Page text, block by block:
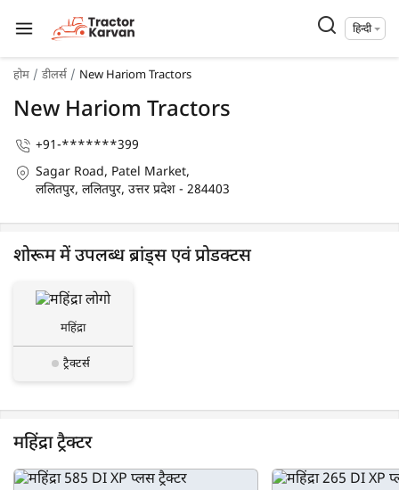
हिन्दी
होम डीलर्स New Hariom Tractors
New Hariom Tractors
+91-*******399
Sagar Road, Patel Market,
ललितपुर, ललितपुर, उत्तर प्रदेश - 284403
शोरूम में उपलब्ध ब्रांड्स एवं प्रोडक्टस
महिंद्रा
ट्रैक्टर्स
महिंद्रा ट्रैक्टर